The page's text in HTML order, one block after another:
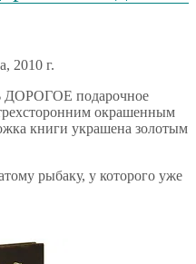
2010 г.
ДОРОГОЕ подарочное
окрашенным
книги украшена золотым
рыбаку, у которого уже